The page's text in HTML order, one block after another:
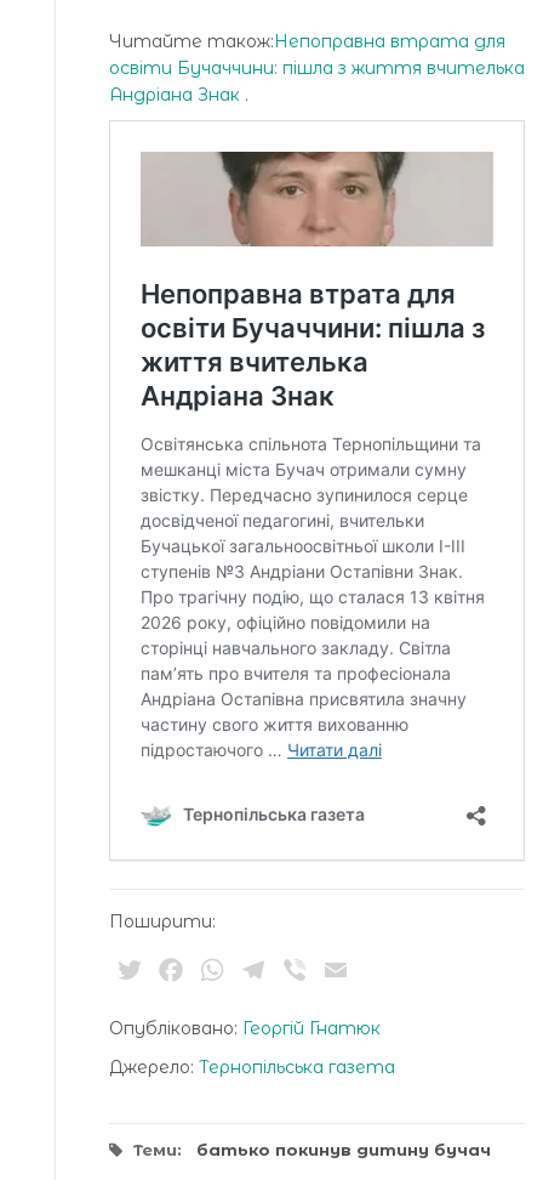
Читайте також:Непоправна втрата для
освіти Бучаччини: пішла з життя вчителька
Андріана Знак .
Поширити:
TwitterFacebookWhatsApp
Telegram
Viber
Опубліковано: Георгій Гнатюк
Джерело: Тернопільська газета
Теми: батько покинув дитину бучач